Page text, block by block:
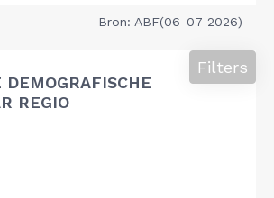
Bron: ABF(06-07-2026)
DEMOGRAFISCHE
REGIO
Filters